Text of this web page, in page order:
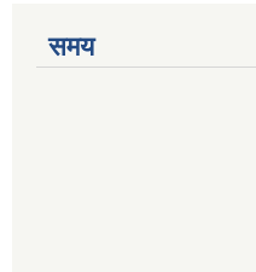
समय